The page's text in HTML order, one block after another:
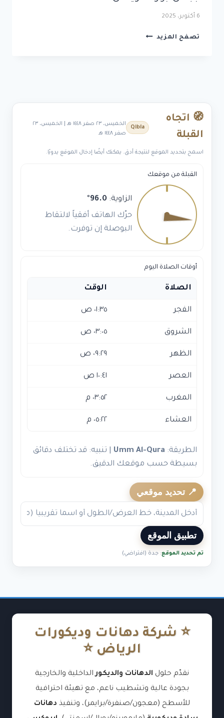
6 أكتوبر، 2025
تصفح المزيد جبس
🧭 اتجاه
القبلة
Qibla
الخميس، ٢٣ صفر ١٤٤٨ هـ | الخميس، ٢٣
صفر ١٤٤٨ هـ
اسمح بتحديد الموقع لنتيجة أدق. يمكنك أيضًا إدخال الموقع يدويًا.
القبلة من موقعك
الزاوية: 96.0
°
حرّك الهاتف أفقياً لالتقاط
البوصلة إن توفرت.
أوقات الصلاة اليوم
الصلاة الوقت
الفجر ٠١:٣٥ ص
الشروق ٠٣:٠٥ ص
الظهر ٠٩:٢٩ ص
العصر ١٠:٤١ ص
المغرب ٠٣:٥٢ م
العشاء ٠٥:٢٢ م
الطريقة: Umm Al-Qura | تنبيه: قد تختلف دقائق
بسيطة حسب موقعك الدقيق.
📍 تحديد موقعي
تطبيق الموقع
تم تحديد الموقع: جدة (افتراضي)
⭐ شركة دهانات وديكورات
الرياض ⭐
نقدّم حلول الدهانات والديكورالداخلية والخارجية
بجودة عالية وتشطيب ناعم، مع تهيئة احترافية
للأسطح (معجون/صنفرة/برايمر)، وتنفيذ دهانات